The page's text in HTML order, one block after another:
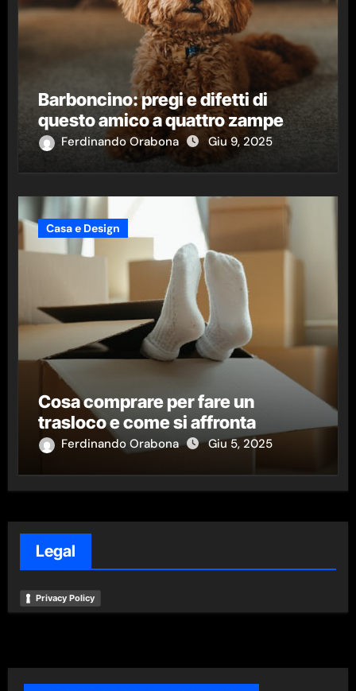
Barboncino: pregi e difetti di
questo amico a quattro zampe
Ferdinando Orabona Giu 9, 2025
Casa e Design
Cosa comprare per fare un
trasloco e come si affronta
Ferdinando Orabona Giu 5, 2025
Legal
Privacy Policy